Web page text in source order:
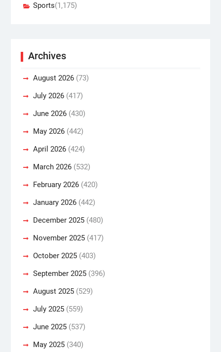
Sports(1,175)
Archives
August 2026(73)
July 2026(417)
June 2026(430)
May 2026(442)
April 2026(424)
March 2026(532)
February 2026(420)
January 2026(442)
December 2025(480)
November 2025(417)
October 2025(403)
September 2025(396)
August 2025(529)
July 2025(559)
June 2025(537)
May 2025(340)